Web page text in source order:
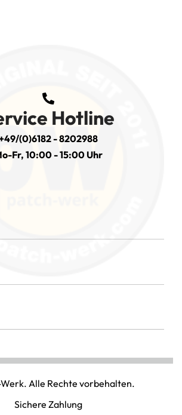
Hotline
(0)6182 - 8202988
Fr, 10:00 - 15:00 Uhr
Alle Rechte vorbehalten.
Sichere Zahlung